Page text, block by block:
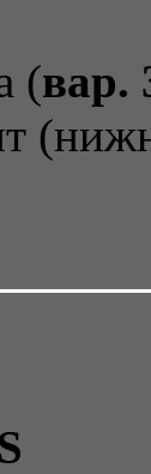
(вар.